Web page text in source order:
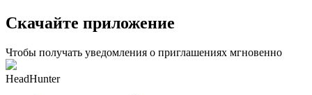
Скачайте приложение
Чтобы получать уведомления о приглашениях мгновенно
HeadHunter